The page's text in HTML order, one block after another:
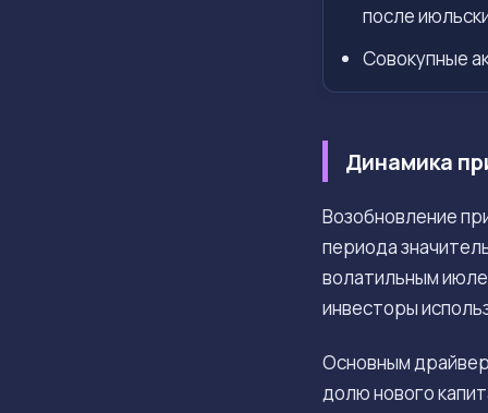
после
Совокупные
Динамика
Возобновление
периода
волатильным
инвесторы
Основным
долю нового